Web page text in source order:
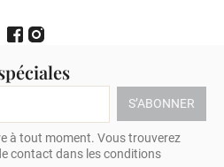
à tout moment. Vous trouverez
contact dans les conditions